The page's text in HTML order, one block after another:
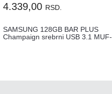
4.339,00 RSD.
SAMSUNG 128GB BAR PLUS
Champaign srebrni USB 3.1 MUF-